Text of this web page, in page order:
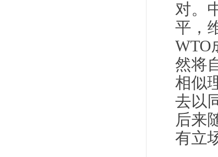
对。
平，
WTO
然将
相似
去以
后来
有立